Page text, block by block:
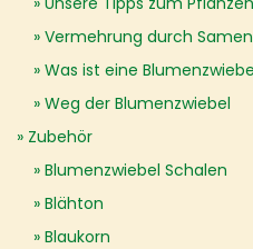
Vermehrung durch Samen
Was ist eine
Weg der Blumenzwiebel
Zubehör
Blumenzwiebel Schalen
Blähton
Blaukorn